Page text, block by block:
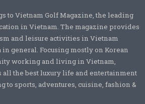
to Vietnam Golf Magazine, the leading
in Vietnam. The magazine provides
and leisure activities in Vietnam
general. Focusing mostly on Korean
working and living in Vietnam,
all the best luxury life and entertainment
to sports, adventures, cuisine, fashion &